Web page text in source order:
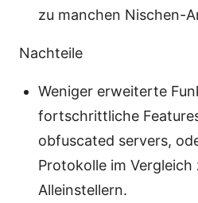
zu manchen Nischen-
Nachteile
Weniger erweiterte
fortschrittliche
obfuscated servers,
Protokolle im Vergleich
Alleinstellern.